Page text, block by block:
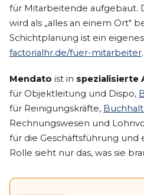
für Mitarbeitende aufgebaut.
wird als „alles an einem Ort"
Schichtplanung ist ein
factorialhr.de/fuer-mitarbeiter.
Mendato ist in spezialisierte
für Objektleitung und Dispo,
für Reinigungskräfte,
Rechnungswesen und
für die Geschäftsführung und
Rolle sieht nur das, was sie